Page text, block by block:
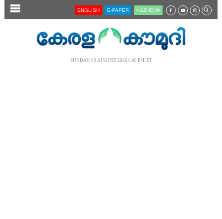
SECTIONS ENGLISH E-PAPER KĀZHCHA
SUNDAY, 09 AUGUST 2026 9.49 PM IST